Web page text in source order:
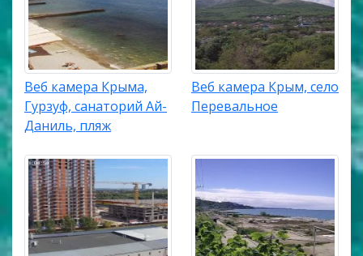
Веб камера Крыма,
Гурзуф, санаторий Ай-
Даниль, пляж
Веб камера Крым, село
Перевальное